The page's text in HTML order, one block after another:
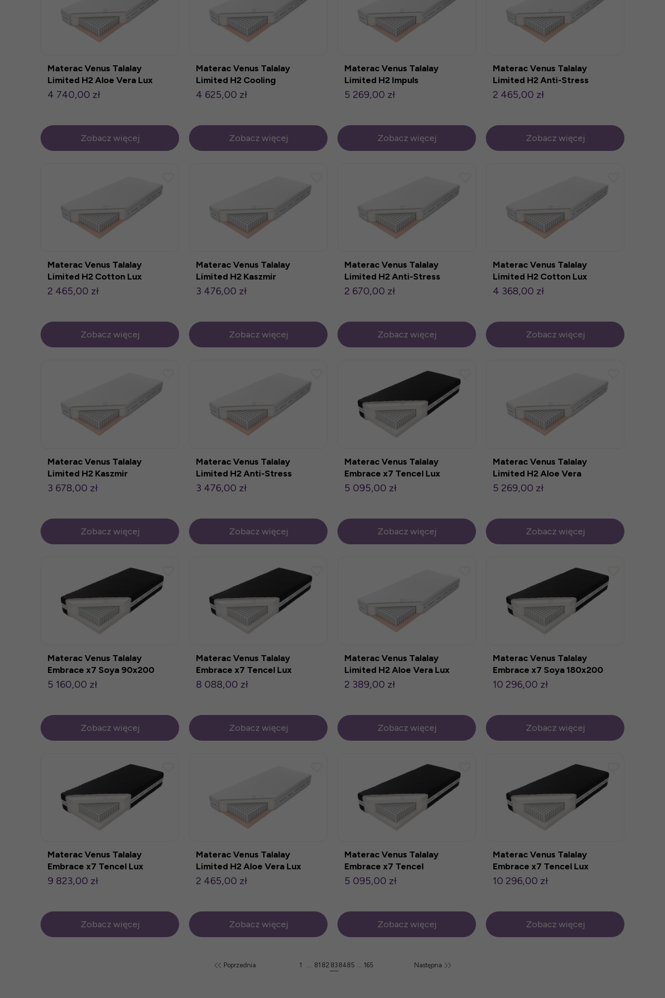
Materac Venus Talalay
Limited H2 Aloe Vera Lux
180x200cm
4 740,00 zł
Zobacz więcej
Materac Venus Talalay
Limited H2 Cooling
160x200cm
4 625,00 zł
Zobacz więcej
Materac Venus Talalay
Limited H2 Impuls
200x200cm
5 269,00 zł
Zobacz więcej
Materac Venus Talalay
Limited H2 Anti-Stress
90x200cm
2 465,00 zł
Zobacz więcej
Materac Venus Talalay
Limited H2 Cotton Lux
90x200cm
2 465,00 zł
Zobacz więcej
Materac Venus Talalay
Limited H2 Kaszmir
120x200cm
3 476,00 zł
Zobacz więcej
Materac Venus Talalay
Limited H2 Anti-Stress
100x200cm
2 670,00 zł
Zobacz więcej
Materac Venus Talalay
Limited H2 Cotton Lux
160x200cm
4 368,00 zł
Zobacz więcej
Materac Venus Talalay
Limited H2 Kaszmir
140x200cm
3 678,00 zł
Zobacz więcej
Materac Venus Talalay
Limited H2 Anti-Stress
120x200cm
3 476,00 zł
Zobacz więcej
Materac Venus Talalay
Embrace x7 Tencel Lux
80x200cm
5 095,00 zł
Zobacz więcej
Materac Venus Talalay
Limited H2 Aloe Vera
200x200cm
5 269,00 zł
Zobacz więcej
Materac Venus Talalay
Embrace x7 Soya 90x200
5 160,00 zł
Zobacz więcej
Materac Venus Talalay
Embrace x7 Tencel Lux
140x200cm
8 088,00 zł
Zobacz więcej
Materac Venus Talalay
Limited H2 Aloe Vera Lux
80x200cm
2 389,00 zł
Zobacz więcej
Materac Venus Talalay
Embrace x7 Soya 180x200
10 296,00 zł
Zobacz więcej
Materac Venus Talalay
Embrace x7 Tencel Lux
160x200cm
9 823,00 zł
Zobacz więcej
Materac Venus Talalay
Limited H2 Aloe Vera Lux
90x200cm
2 465,00 zł
Zobacz więcej
Materac Venus Talalay
Embrace x7 Tencel
80x200cm
5 095,00 zł
Zobacz więcej
Materac Venus Talalay
Embrace x7 Tencel Lux
180x200cm
10 296,00 zł
Zobacz więcej
Poprzednia 1 81 82 83 8485 165 Następna